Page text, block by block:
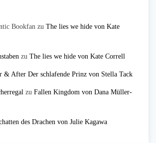
Bookfan zu The lies we hide von Kate
zu The lies we hide von Kate Correll
& After Der schlafende Prinz von Stella Tack
zu Fallen Kingdom von Dana Müller-
des Drachen von Julie Kagawa